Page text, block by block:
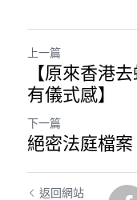
上一篇
【原來香港
有儀式感】
下一篇
絕密法庭檔
返回網站